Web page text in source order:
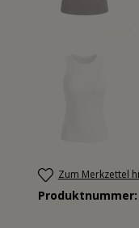
Zum Merkzettel
Produktnummer: